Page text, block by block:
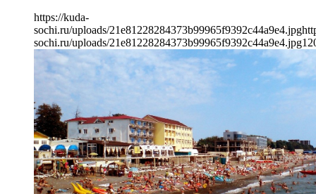
https://kuda-
sochi.ru/uploads/21e81228284373b99965f9392c44a9e4.jpg
sochi.ru/uploads/21e81228284373b99965f9392c44a9e4.jpg